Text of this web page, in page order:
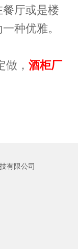
厅或是楼
种优雅。
做， 酒柜厂
有限公司